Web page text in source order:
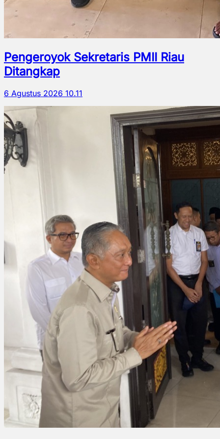
Pengeroyok Sekretaris PMII Riau
Ditangkap
6 Agustus 2026 10.11